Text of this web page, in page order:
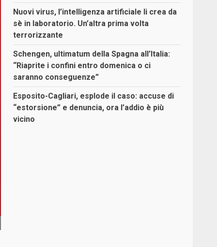
Nuovi virus, l’intelligenza artificiale li crea da
sè in laboratorio. Un’altra prima volta
terrorizzante
Schengen, ultimatum della Spagna all’Italia:
“Riaprite i confini entro domenica o ci
saranno conseguenze”
Esposito-Cagliari, esplode il caso: accuse di
“estorsione” e denuncia, ora l’addio è più
vicino